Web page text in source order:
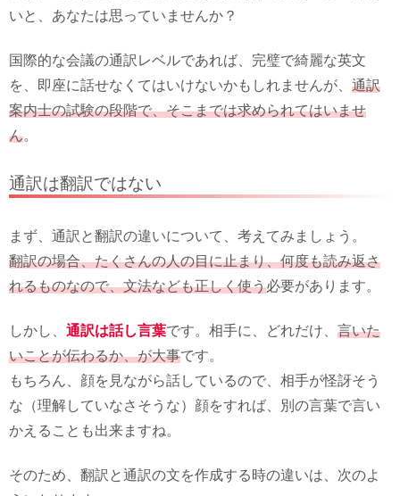
いと、あなたは思っていませんか？
国際的な会議の通訳レベルであれば、完璧で綺麗な英文
を、即座に話せなくてはいけないかもしれませんが、 通訳
案内士の試験の段階で、そこまでは求められてはいませ
ん。
通訳は翻訳ではない
まず、通訳と翻訳の違いについて、考えてみましょう。
翻訳の場合、たくさんの人の目に止まり、何度も読み返さ
れるものなので、文法なども正しく使う必要があります。
しかし、 通訳は話し言葉です。相手に、どれだけ、 言いた
いことが伝わるか、が大事です。
もちろん、顔を見ながら話しているので、相手が怪訝そう
な（理解していなさそうな）顔をすれば、別の言葉で言い
かえることも出来ますね。
そのため、翻訳と通訳の文を作成する時の違いは、次のよ